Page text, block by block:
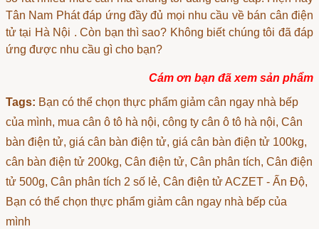
Tân Nam Phát đáp ứng đầy đủ mọi nhu cầu về bán cân điện
tử tại Hà Nội . Còn bạn thì sao? Không biết chúng tôi đã đáp
ứng được nhu cầu gì cho bạn?
Cám ơn bạn đã xem sản phẩm
Tags: Bạn có thể chọn thực phẩm giảm cân ngay nhà bếp
của mình, mua cân ô tô hà nội, công ty cân ô tô hà nội, Cân
bàn điện tử, giá cân bàn điện tử, giá cân bàn điện tử 100kg,
cân bàn điện tử 200kg, Cân điện tử, Cân phân tích, Cân điện
tử 500g, Cân phân tích 2 số lẻ, Cân điện tử ACZET - Ấn Độ,
Bạn có thể chọn thực phẩm giảm cân ngay nhà bếp của
mình